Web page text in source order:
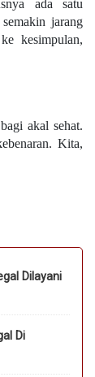
ada satu
jarang
kesimpulan,
akal sehat.
Kita,
Dilayani
Di